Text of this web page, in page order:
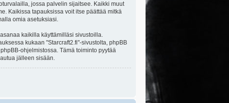
jossa palvelin sijaitsee. Kaikki muut
Kaikissa tapauksissa voit itse päättää mitkä
omia asetuksiasi.
kaikilla käyttämilläsi sivustoilla.
kukaan "Starcraft2.fi"-sivustolta, phpBB
ohjelmistossa. Tämä toiminto pyytää
jälleen sisään.